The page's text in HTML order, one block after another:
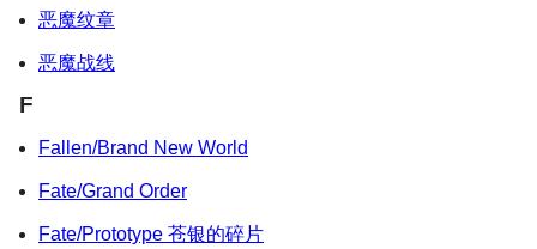
恶魔纹章
恶魔战线
F
Fallen/Brand New World
Fate/Grand Order
Fate/Prototype 苍银的碎片